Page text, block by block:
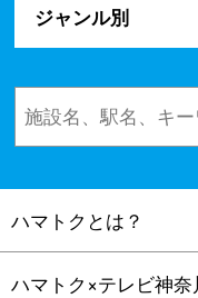
ジャンル別
ハマトクとは？
ハマトク×テレビ神